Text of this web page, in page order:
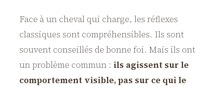
Face à un cheval qui charge, les réflexes
classiques sont compréhensibles. Ils sont
souvent conseillés de bonne foi. Mais ils ont
un problème commun : ils agissent sur le
comportement visible, pas sur ce qui le